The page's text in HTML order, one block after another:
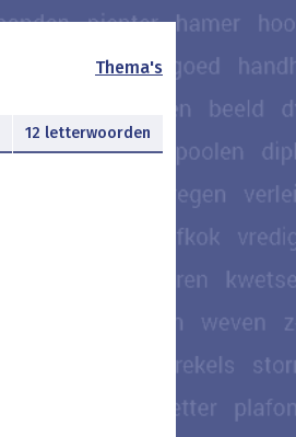
Thema's
12 letterwoorden